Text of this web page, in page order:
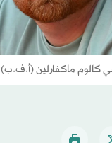
كالوم ماكفارلين (أ.ف.ب)